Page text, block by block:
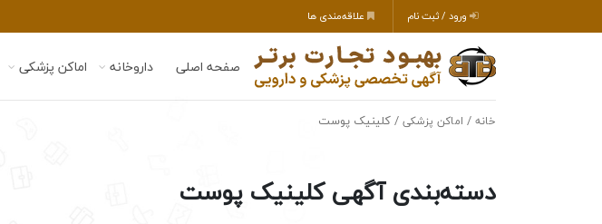
ورود / ثبت نام علاقه‌مندی ها
صفحه اصلی داروخانه اماکن پزشکی
خانه / اماکن پزشکی / کلینیک پوست
دسته‌بندی آگهی کلینیک پوست